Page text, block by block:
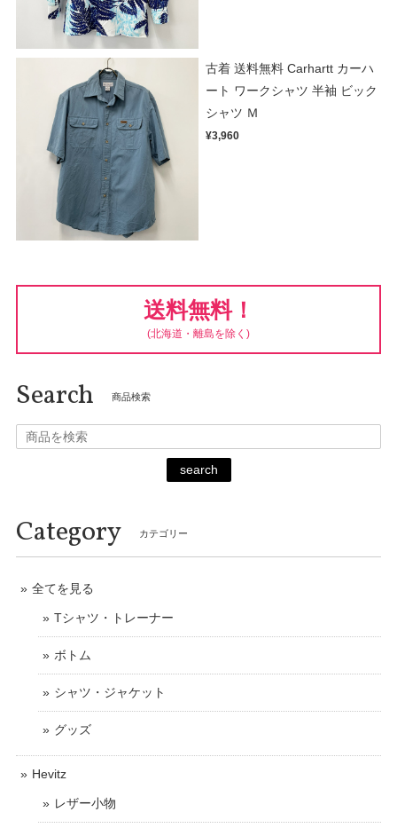
古着 送料無料 Carhartt カーハ
ート ワークシャツ 半袖 ビック
シャツ Ｍ
¥3,960
送料無料！
(北海道・離島を除く)
Search 商品検索
search
Category カテゴリー
全てを見る
Tシャツ・トレーナー
ボトム
シャツ・ジャケット
グッズ
Hevitz
レザー小物